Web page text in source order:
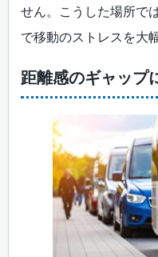
せん。こうした場所で
で移動のストレスを大
距離感のギャップ